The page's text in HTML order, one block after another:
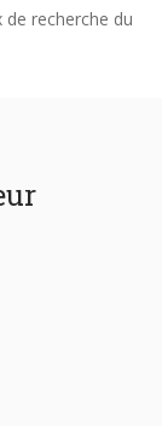
de recherche du